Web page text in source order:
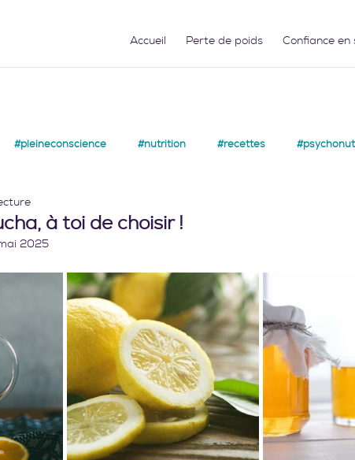
Accueil Perte de poids Confiance en
#pleineconscience #nutrition #recettes
à toi de choisir !
2025